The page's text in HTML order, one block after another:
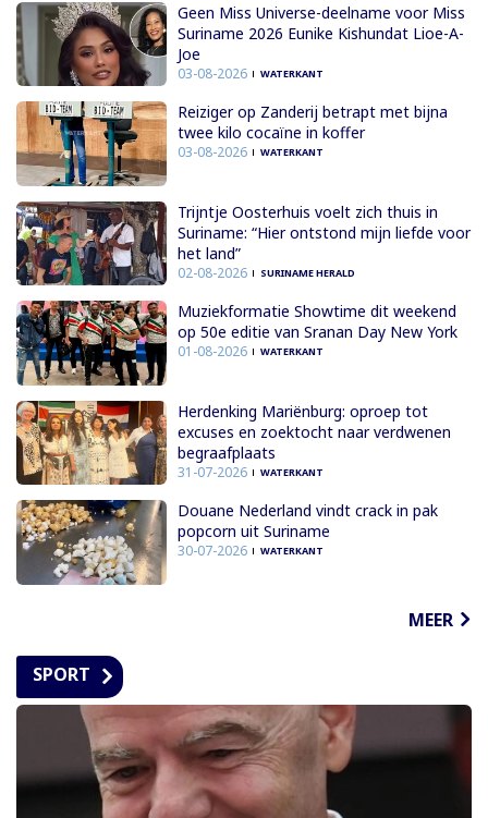
Geen Miss Universe-deelname voor Miss
Suriname 2026 Eunike Kishundat Lioe-A-
Joe
03-08-2026 WATERKANT
Reiziger op Zanderij betrapt met bijna
twee kilo cocaïne in koffer
03-08-2026 WATERKANT
Trijntje Oosterhuis voelt zich thuis in
Suriname: “Hier ontstond mijn liefde voor
het land”
02-08-2026 SURINAME HERALD
Muziekformatie Showtime dit weekend
op 50e editie van Sranan Day New York
01-08-2026 WATERKANT
Herdenking Mariënburg: oproep tot
excuses en zoektocht naar verdwenen
begraafplaats
31-07-2026 WATERKANT
Douane Nederland vindt crack in pak
popcorn uit Suriname
30-07-2026 WATERKANT
MEER
SPORT